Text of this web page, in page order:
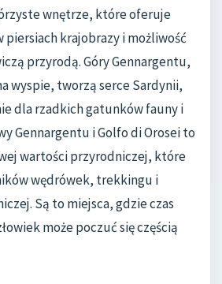
wnętrze, które oferuje
piersiach krajobrazy i możliwość
przyrodą. Góry Gennargentu,
wyspie, tworzą serce Sardynii,
dla rzadkich gatunków fauny i
Gennargentu i Golfo di Orosei to
wartości przyrodniczej, które
wędrówek, trekkingu i
Są to miejsca, gdzie czas
może poczuć się częścią